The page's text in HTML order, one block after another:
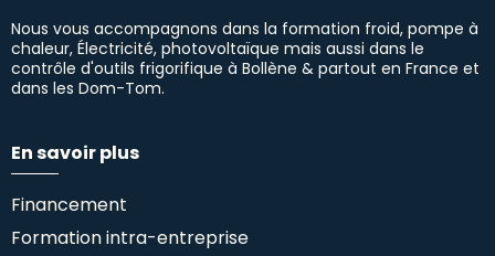
Nous vous accompagnons dans la formation froid, pompe à
chaleur, Électricité, photovoltaïque mais aussi dans le
contrôle d'outils frigorifique à Bollène & partout en France et
dans les Dom-Tom.
En savoir plus
Financement
Formation intra-entreprise